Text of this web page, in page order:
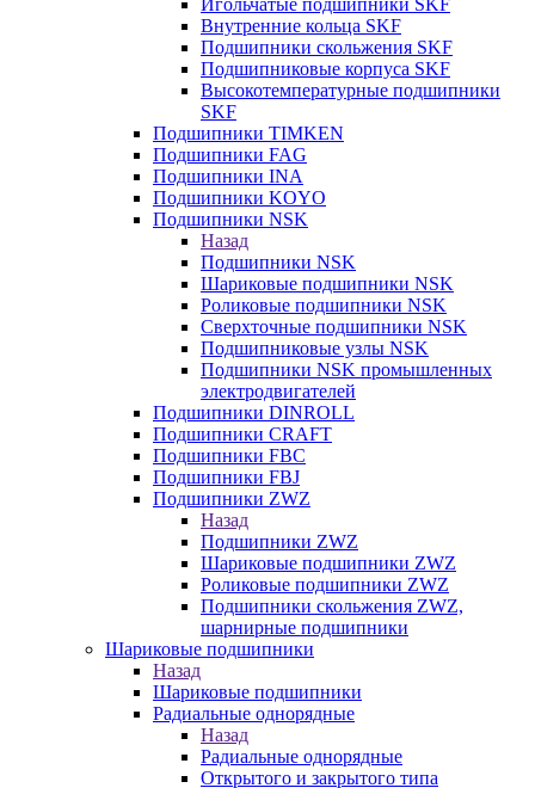
Игольчатые подшипники SKF
Внутренние кольца SKF
Подшипники скольжения SKF
Подшипниковые корпуса SKF
Высокотемпературные подшипники
SKF
Подшипники TIMKEN
Подшипники FAG
Подшипники INA
Подшипники KOYO
Подшипники NSK
Назад
Подшипники NSK
Шариковые подшипники NSK
Роликовые подшипники NSK
Сверхточные подшипники NSK
Подшипниковые узлы NSK
Подшипники NSK промышленных
электродвигателей
Подшипники DINROLL
Подшипники CRAFT
Подшипники FBC
Подшипники FBJ
Подшипники ZWZ
Назад
Подшипники ZWZ
Шариковые подшипники ZWZ
Роликовые подшипники ZWZ
Подшипники скольжения ZWZ,
шарнирные подшипники
Шариковые подшипники
Назад
Шариковые подшипники
Радиальные однорядные
Назад
Радиальные однорядные
Открытого и закрытого типа